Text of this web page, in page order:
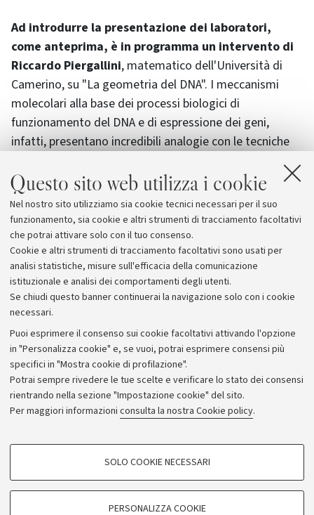
Questo sito web utilizza i cookie
Nel nostro sito utilizziamo sia cookie tecnici necessari per il suo
funzionamento, sia cookie e altri strumenti di tracciamento facoltativi
che potrai attivare solo con il tuo consenso.
Cookie e altri strumenti di tracciamento facoltativi sono usati per
analisi statistiche, misure sull'efficacia della comunicazione
istituzionale e analisi dei comportamenti degli utenti.
Se chiudi questo banner continuerai la navigazione solo con i cookie
necessari.
Puoi esprimere il consenso sui cookie facoltativi attivando l'opzione
in "Personalizza cookie" e, se vuoi, potrai esprimere consensi più
specifici in "Mostra cookie di profilazione".
Potrai sempre rivedere le tue scelte e verificare lo stato dei consensi
rientrando nella sezione "Impostazione cookie" del sito.
Per maggiori informazioni consulta la nostra Cookie policy.
COOKIE DI PROFILAZIONE - FACOLTATIVI
SOLO COOKIE NECESSARI
PERSONALIZZA COOKIE
Ad introdurre la presentazione dei laboratori,
come anteprima, è in programma un intervento di
Riccardo Piergallini, matematico dell'Università di
Camerino, su "La geometria del DNA". I meccanismi
molecolari alla base dei processi biologici di
funzionamento del DNA e di espressione dei geni,
infatti, presentano incredibili analogie con le tecniche
topologia dei nodi. Quindi la teoria dei nodi, e in
particolare delle "matasse razionali", può essere usata
come un potente microscopio per "vedere" anche ciò
che neppure i microscopi elettronici possono mostrarci.
Archivio
Comunicati stampa
Redazione
Rassegna stampa